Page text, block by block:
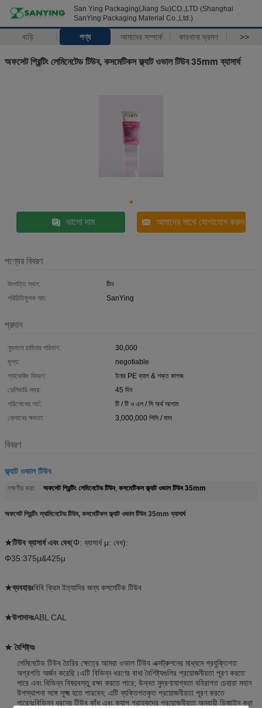
San Ying Packaging(Jiang Su)CO.,LTD (Shanghai
SanYing Packaging Material Co.,Ltd.)
বাড়ি পণ্য আমাদের সম্পর্কে কারখানা ভ্রমণ >>
অফসেট প্রিন্টিং লেমিনেটেড টিউব, কসমেটিকস ফ্ল্যাট ওভাল টিউব 35mm ব্যাসার্ধ
ভালো দাম আমাদের সাথে যোগাযোগ করুন
পণ্যের বিবরণ
উৎপত্তি স্থল:
চীন
পরিচিতিমুলক নাম:
SanYing
প্রদান
ন্যূনতম চাহিদার পরিমাণ:
30,000
মূল্য:
negotiable
প্যাকেজিং বিবরণ:
ইনার PE ব্যাগ & শক্ত কাগজ
ডেলিভারি সময়:
45 দিন
পরিশোধের শর্ত:
টি / টি ও এল / সি অর্থ আগাম
যোগানের ক্ষমতা:
3,000,000 পিসি / মাস
বিবরণ
ফ্ল্যাট ওভাল টিউব
লক্ষণীয় করা: অফসেট প্রিন্টিং লেমিনেটেড টিউব, কসমেটিকস ফ্ল্যাট ওভাল টিউব 35mm
অফসেট প্রিন্টিং ল্যামিনেটেড টিউব, কসমেটিকস ফ্ল্যাট ওভাল টিউব 35mm ব্যাসার্ধ
★টিউব ব্যাসার্ধ এবং বেধ(Φ: ব্যাসার্ধ μ: বেধ):
Φ35:375μ&425μ
★ব্যবহারঃবিবি ক্রিম ইত্যাদির জন্য কসমেটিক টিউব
★উপাদানঃABL CAL
★ বৈশিষ্ট্যঃ
লেমিনেটেড টিউব তৈরির ক্ষেত্রে আমরা ওভাল টিউব এক্সট্রুশনের মাধ্যমে প্রযুক্তিগত
অগ্রগতি অর্জন করেছি।এটি বিভিন্ন ধরণের বাধা বৈশিষ্ট্যগুলির প্রয়োজনীয়তা পূরণ করতে
পারে এবং বিভিন্ন বিষয়বস্তু রক্ষা করতে পারে; উন্নত মুদ্রণযোগ্যতা বহিরাগত চেহারা মহান
উপস্থাপনা সঙ্গে সূক্ষ্ম হতে পারবেন; এটি ব্যক্তিগতকৃত প্রয়োজনীয়তা পূরণ করতে
পারেনঃবিভিন্ন ধরনের টিউব কাঁধ এবং ক্যাপ গ্রাহকদের প্রয়োজনীয়তা অনুযায়ী ডিজাইন করা